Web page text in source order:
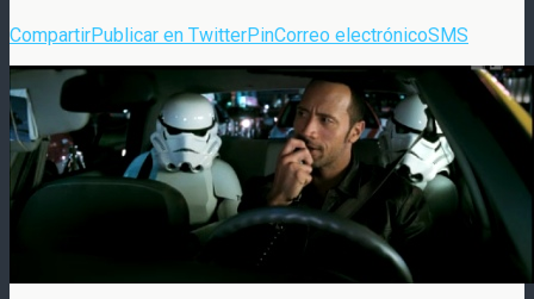
CompartirPublicar en TwitterPinCorreo electrónicoSMS